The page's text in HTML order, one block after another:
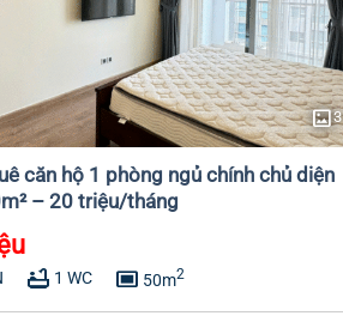
imagesmode3
căn hộ 1 phòng ngủ chính chủ diện
– 20 triệu/tháng
bathtub 1 WC capture 50m2